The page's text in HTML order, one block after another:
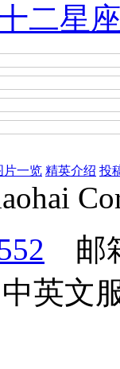
二星
片一览 精英介绍 投
邮
英文